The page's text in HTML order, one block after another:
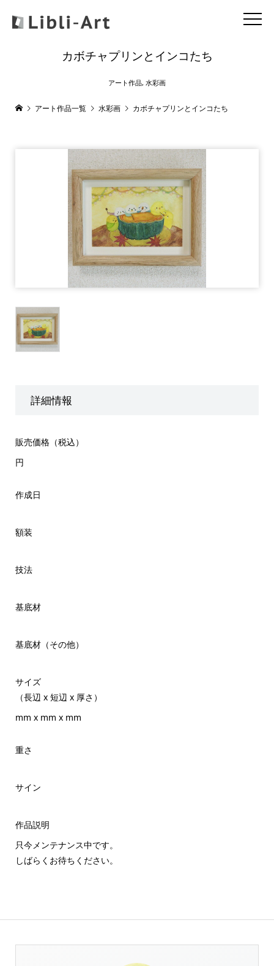
カボチャプリンとインコたち
アート作品, 水彩画
アート作品一覧 水彩画 カボチャプリンとインコたち
詳細情報
販売価格（税込）
円
作成日
額装
技法
基底材
基底材（その他）
サイズ
（長辺 x 短辺 x 厚さ）
mm x mm x mm
重さ
サイン
作品説明
只今メンテナンス中です。
しばらくお待ちください。